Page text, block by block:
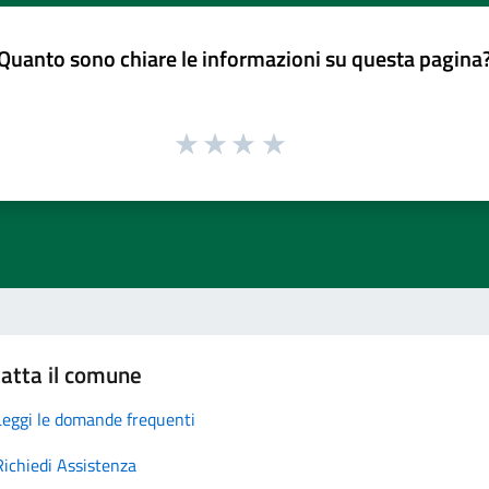
sono chiare le informazioni su questa
il comune
le domande frequenti
Assistenza